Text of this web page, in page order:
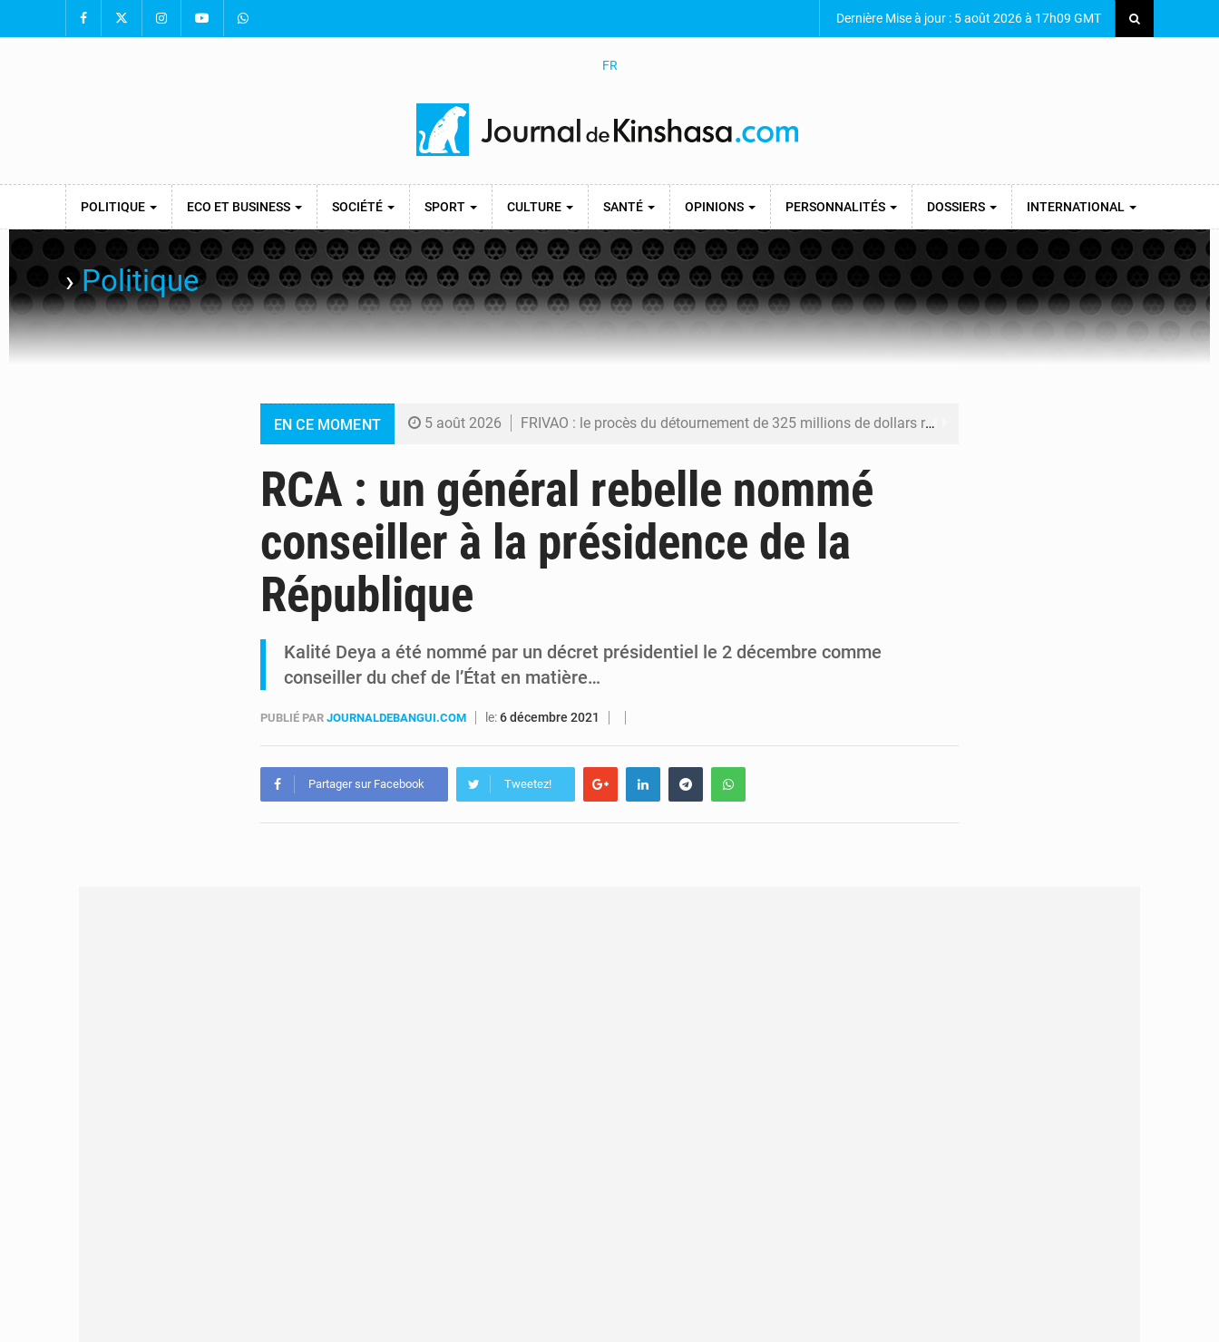
Dernière Mise à jour : 5 août 2026 à 17h09 GMT
FR
POLITIQUE ECO ET BUSINESS SOCIÉTÉ SPORT CULTURE SANTÉ OPINIONS PERSONNALITÉS DOSSIERS INTERNATIONAL
›Politique
EN CE MOMENT 5 août 2026 FRIVAO : le procès du détournement de 325 millions de dollars reporté à la mi-août
5 août 2026 Génocide, guerres et pillages : La RDC obtient un calendrier judiciaire contre le Rwanda à la CIJ
5 août 2026 Alerte Ebola à Kinshasa : Un bateau sous haute surveillance accoste à Maluku avec 200 passagers à bord
5 août 2026
RCA : un général rebelle nommé
conseiller à la présidence de la
République
Kalité Deya a été nommé par un décret présidentiel le 2 décembre comme
conseiller du chef de l’État en matière…
PUBLIÉ PAR JOURNALDEBANGUI.COM le:6 décembre 2021
Partager sur Facebook Tweetez!